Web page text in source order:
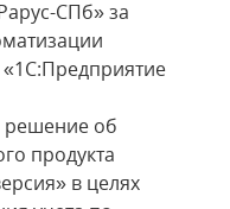
СПб» за
решение об
продукта
в целях